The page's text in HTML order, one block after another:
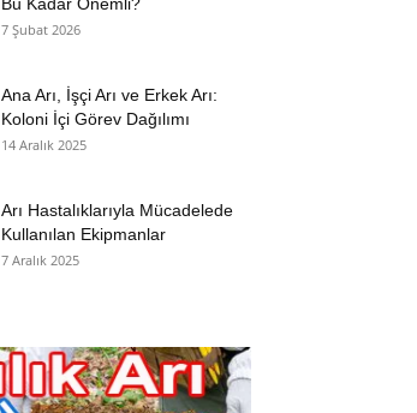
7 Şubat 2026
Ana Arı, İşçi Arı ve Erkek Arı:
Koloni İçi Görev Dağılımı
14 Aralık 2025
Arı Hastalıklarıyla Mücadelede
Kullanılan Ekipmanlar
7 Aralık 2025